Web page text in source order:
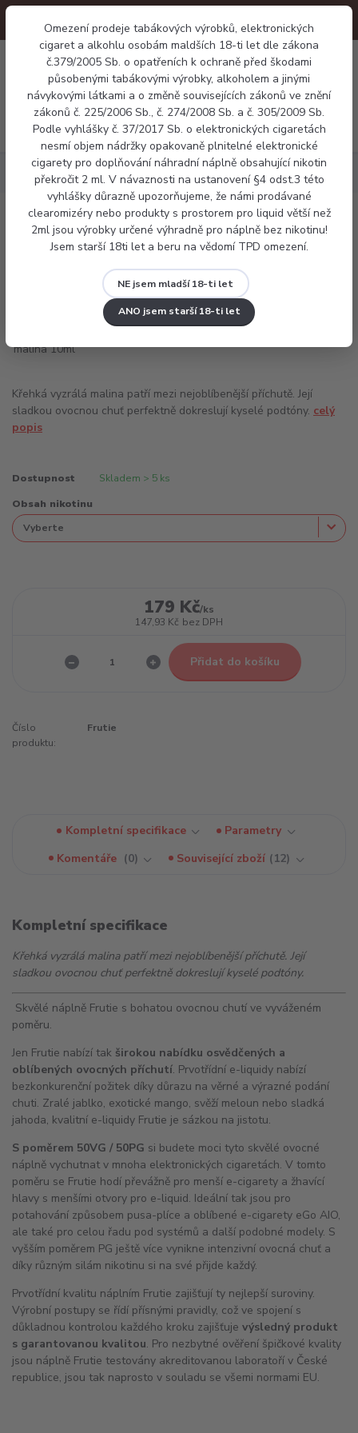
Omezení prodeje tabákových výrobků, elektronických
cigaret a alkohlu osobám maldších 18-ti let dle zákona
č.379/2005 Sb. o opatřeních k ochraně před škodami
působenými tabákovými výrobky, alkoholem a jinými
návykovými látkami a o změně souvisejících zákonů ve znění
zákonů č. 225/2006 Sb., č. 274/2008 Sb. a č. 305/2009 Sb.
Podle vyhlášky č. 37/2017 Sb. o elektronických cigaretách
nesmí objem nádržky opakovaně plnitelné elektronické
cigarety pro doplňování náhradní náplně obsahující nikotin
překročit 2 ml. V návaznosti na ustanovení §4 odst.3 této
vyhlášky důrazně upozorňujeme, že námi prodávané
clearomizéry nebo produkty s prostorem pro liquid větší než
2ml jsou výrobky určené výhradně pro náplně bez nikotinu!
Jsem starší 18ti let a beru na vědomí TPD omezení.
NE jsem mladší 18-ti let
ANO jsem starší 18-ti let
Menu
0 Kč
Náplně Frutie malina 10ml
Frutie malina 10ml
Křehká vyzrálá malina patří mezi nejoblíbenější příchutě. Její
sladkou ovocnou chuť perfektně dokreslují kyselé podtóny. celý
popis
Dostupnost Skladem > 5 ks
Obsah nikotinu
179 Kč/ks
147,93 Kč bez DPH
Přidat do košíku
Číslo
produktu:
Frutie
Kompletní specifikace
Parametry
Komentáře
0 Související zboží 12
Kompletní specifikace
Křehká vyzrálá malina patří mezi nejoblíbenější příchutě. Její
sladkou ovocnou chuť perfektně dokreslují kyselé podtóny.
Skvělé náplně Frutie s bohatou ovocnou chutí ve vyváženém
poměru.
Jen Frutie nabízí tak širokou nabídku osvědčených a
oblíbených ovocných příchutí. Prvotřídní e-liquidy nabízí
bezkonkurenční požitek díky důrazu na věrné a výrazné podání
chuti. Zralé jablko, exotické mango, svěží meloun nebo sladká
jahoda, kvalitní e-liquidy Frutie je sázkou na jistotu.
S poměrem 50VG / 50PG si budete moci tyto skvělé ovocné
náplně vychutnat v mnoha elektronických cigaretách. V tomto
poměru se Frutie hodí převážně pro menší e-cigarety a žhavící
hlavy s menšími otvory pro e-liquid. Ideální tak jsou pro
potahování způsobem pusa-plíce a oblíbené e-cigarety eGo AIO,
ale také pro celou řadu pod systémů a další podobné modely. S
vyšším poměrem PG ještě více vynikne intenzivní ovocná chuť a
díky různým silám nikotinu si na své přijde každý.
Prvotřídní kvalitu náplním Frutie zajišťují ty nejlepší suroviny.
Výrobní postupy se řídí přísnými pravidly, což ve spojení s
důkladnou kontrolou každého kroku zajišťuje výsledný produkt
s garantovanou kvalitou. Pro nezbytné ověření špičkové kvality
jsou náplně Frutie testovány akreditovanou laboratoří v České
republice, jsou tak naprosto v souladu se všemi normami EU.